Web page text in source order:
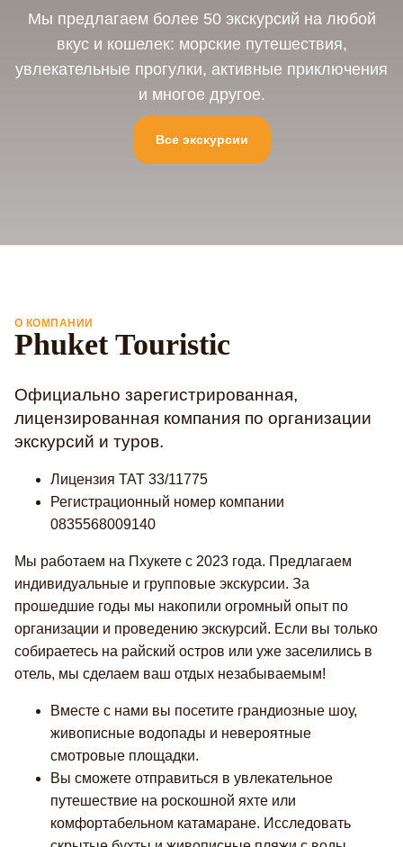
Мы предлагаем более 50 экскурсий на любой
вкус и кошелек: морские путешествия,
увлекательные прогулки, активные приключения
и многое другое.
Все экскурсии
О КОМПАНИИ
Phuket Touristic
Официально зарегистрированная,
лицензированная компания по организации
экскурсий и туров.
Лицензия TAT 33/11775
Регистрационный номер компании
0835568009140
Мы работаем на Пхукете с 2023 года. Предлагаем
индивидуальные и групповые экскурсии. За
прошедшие годы мы накопили огромный опыт по
организации и проведению экскурсий. Если вы только
собираетесь на райский остров или уже заселились в
отель, мы сделаем ваш отдых незабываемым!
Вместе с нами вы посетите грандиозные шоу,
живописные водопады и невероятные
смотровые площадки.
Вы сможете отправиться в увлекательное
путешествие на роскошной яхте или
комфортабельном катамаране. Исследовать